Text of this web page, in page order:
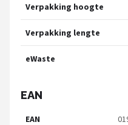
Verpakking hoogte
Verpakking lengte
eWaste
EAN
EAN